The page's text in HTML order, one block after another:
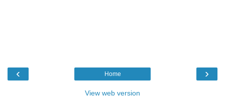
‹ ›
Home
View web version